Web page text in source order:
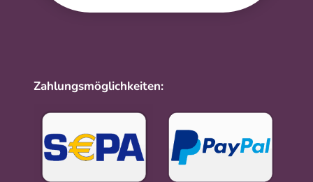
Zahlungsmöglichkeiten: